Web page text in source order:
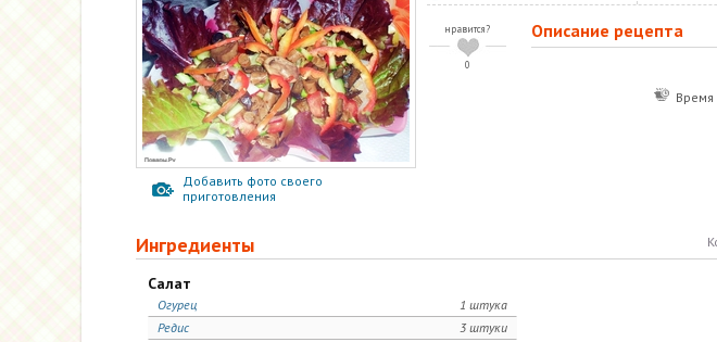
Добавить фото своего
приготовления
нравится?
0
Описание рецепта
Время
Ингредиенты
Салат
1 штука
Огурец
3 штуки
Редис